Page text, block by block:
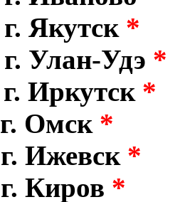
г. Якутск*
г. Улан-Удэ *
г. Иркутск *
г. Омск*
г. Ижевск*
г. Киров *